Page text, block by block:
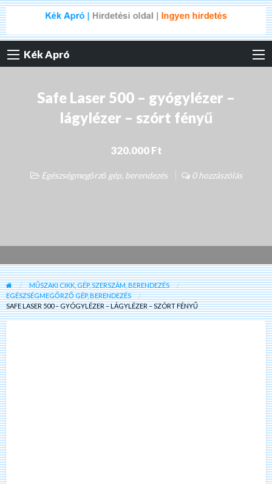
Kék Apró
Safe Laser 500 – gyógylézer –
lágylézer – szórt fényű
320.000 Ft
Egészségmegőrző gép, berendezés 0 hozzászólás
MŰSZAKI CIKK, GÉP, SZERSZÁM, BERENDEZÉS
EGÉSZSÉGMEGŐRZŐ GÉP, BERENDEZÉS
SAFE LASER 500 – GYÓGYLÉZER – LÁGYLÉZER – SZÓRT FÉNYŰ